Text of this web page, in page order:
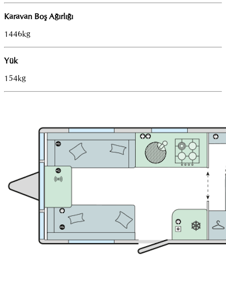
Karavan Boş Ağırlığı
1446kg
Yük
154kg